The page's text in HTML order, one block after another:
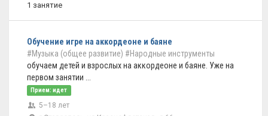
1 занятие
Обучение игре на аккордеоне и баяне
#Музыка (общее развитие) #Народные инструменты
обучаем детей и взрослых на аккордеоне и баяне. Уже на
первом занятии ...
Прием: идет
5–18 лет